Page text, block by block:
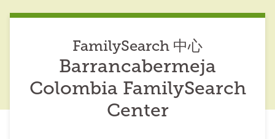
FamilySearch 中心
Barrancabermeja
Colombia FamilySearch
Center